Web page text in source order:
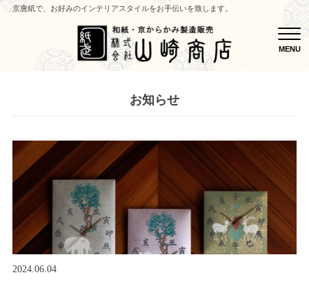
京唐紙で、お好みのインテリアスタイルをお手伝いを致します。
MENU
お知らせ
2024.06.04